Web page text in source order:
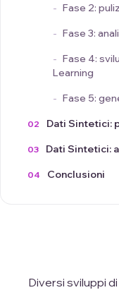
Fase 2:
Fase 3:
Fase 4:
Learning
Fase 5:
Dati Sintetici:
Dati Sintetici:
Conclusioni
Diversi sviluppi